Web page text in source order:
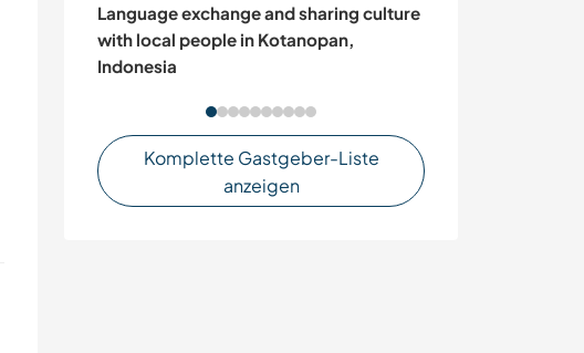
Language exchange and sharing culture
with local people in Kotanopan,
Indonesia
Komplette Gastgeber-Liste
anzeigen